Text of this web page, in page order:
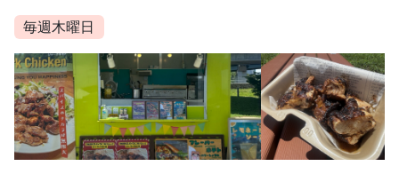
毎週木曜日